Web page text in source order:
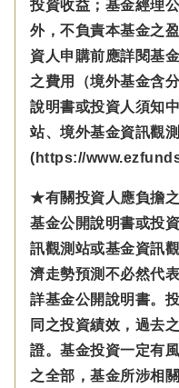
投資收益；基金經理
外，不負責本基金之
資人申購前應詳閱基
之費用（境外基金含
說明書或投資人須知
站、境外基金資訊觀
(https://
★有關投資人應負擔
基金公開說明書或投
訊觀測站或基金資訊
濟走勢預測不必然代
詳基金公開說明書。
同之投資績效，過去
證。基金投資一定有
之全部，基金所涉相